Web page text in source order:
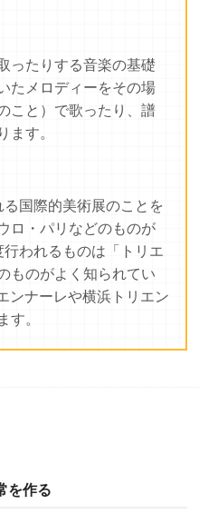
ったりする音楽の基礎
たメロディーをその場
と）で歌ったり、譜
ます。
国際的美術展のことを
ロ・パリなどのものが
われるものは「トリエ
ものがよく知られてい
ンナーレや横浜トリエン
す。
を作る